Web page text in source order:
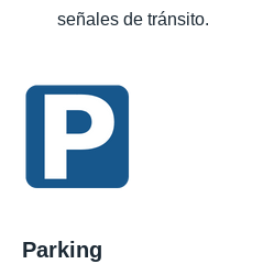
señales de tránsito.
Parking